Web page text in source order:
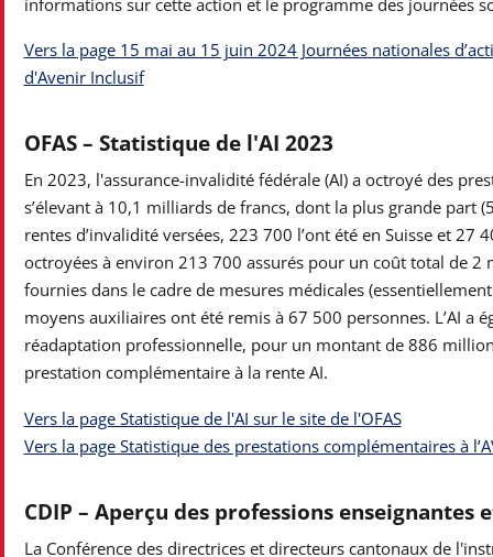
Vers la page 15 mai au 15 juin 2024 Journées nationales
d'Avenir Inclusif
OFAS – Statistique de l'AI 2023
En 2023, l'assurance-invalidité fédérale (AI) a octroyé des
s’élevant à 10,1 milliards de francs, dont la plus grande part
rentes d’invalidité versées, 223 700 l’ont été en Suisse et 27
octroyées à environ 213 700 assurés pour un coût total de
fournies dans le cadre de mesures médicales
moyens auxiliaires ont été remis à 67 500 personnes. L’AI
réadaptation professionnelle, pour un montant de 886
prestation complémentaire à la rente AI.
Vers la page Statistique de l'AI sur le site de l'OFAS
Vers la page Statistique des prestations complémentaires à
CDIP – Aperçu des professions
La Conférence des directrices et directeurs cantonaux de